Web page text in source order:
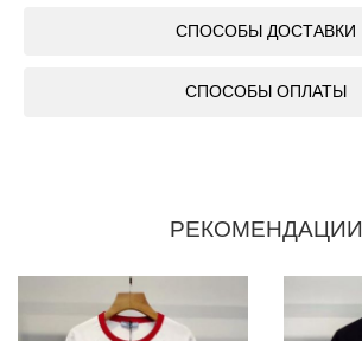
СПОСОБЫ ДОСТАВКИ
СПОСОБЫ ОПЛАТЫ
РЕКОМЕНДАЦИИ